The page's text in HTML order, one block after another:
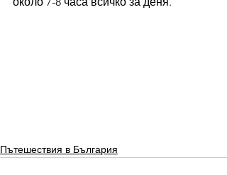
Пътешествия в България